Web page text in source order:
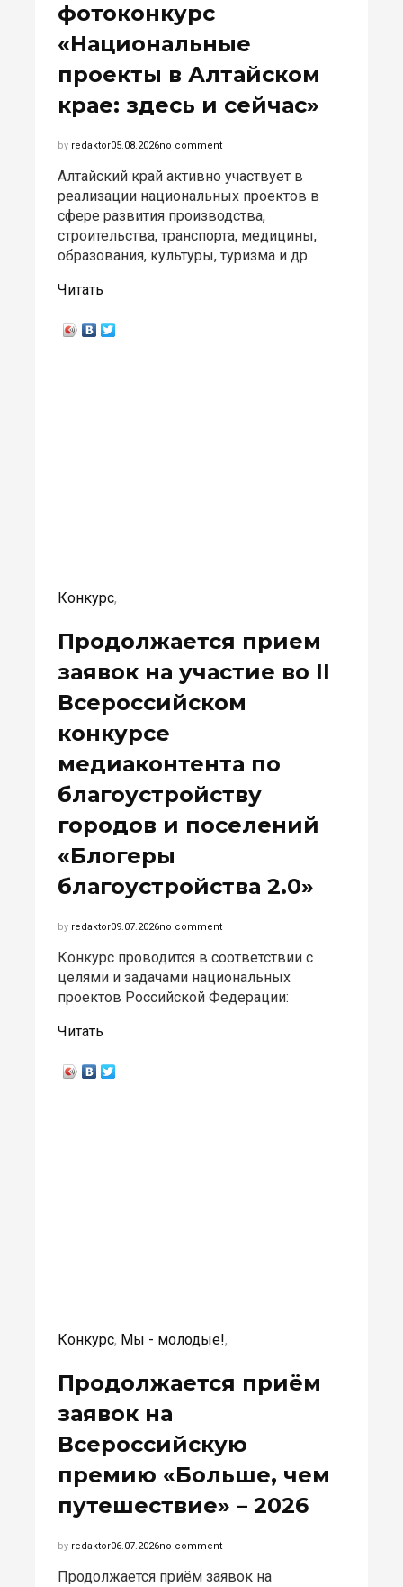
фотоконкурс
«Национальные
проекты в Алтайском
крае: здесь и сейчас»
by redaktor05.08.2026no comment
Алтайский край активно участвует в
реализации национальных проектов в
сфере развития производства,
строительства, транспорта, медицины,
образования, культуры, туризма и др.
Читать
Конкурс,
Продолжается прием
заявок на участие во II
Всероссийском
конкурсе
медиаконтента по
благоустройству
городов и поселений
«Блогеры
благоустройства 2.0»
by redaktor09.07.2026no comment
Конкурс проводится в соответствии с
целями и задачами национальных
проектов Российской Федерации:
Читать
Конкурс, Мы - молодые!,
Продолжается приём
заявок на
Всероссийскую
премию «Больше, чем
путешествие» – 2026
by redaktor06.07.2026no comment
Продолжается приём заявок на